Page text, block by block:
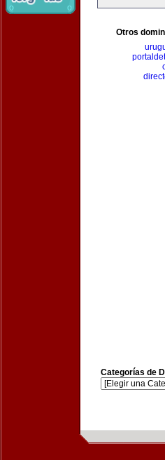
Otros
Categorías de